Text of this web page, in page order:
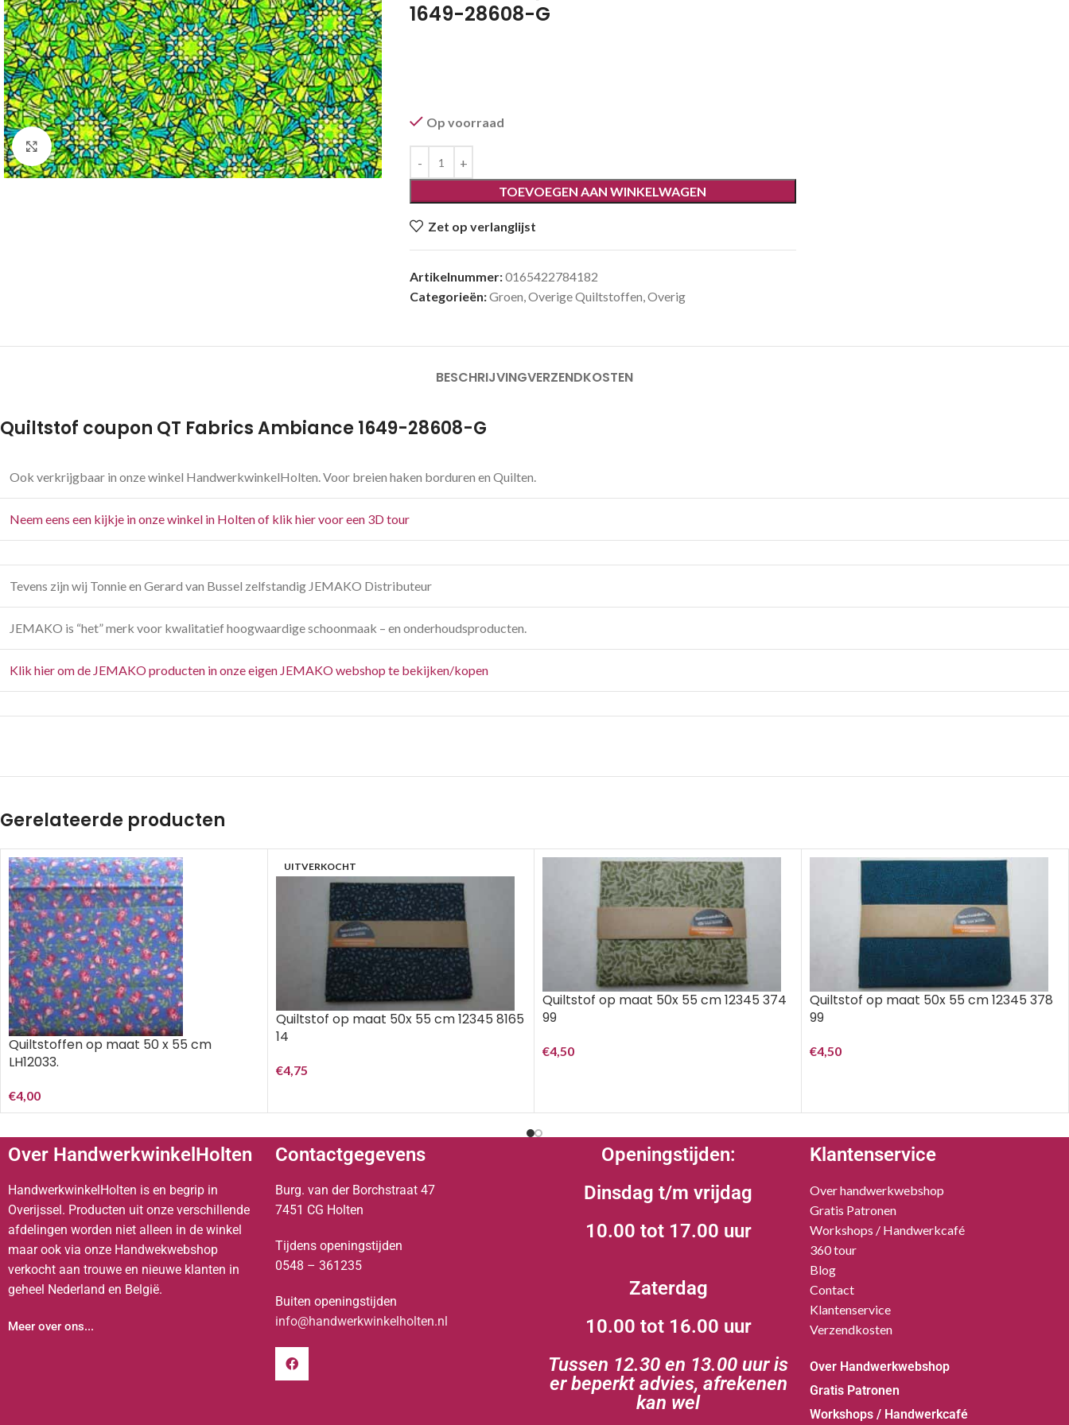
Klik om te vergroten
1649-28608-G
Op voorraad
TOEVOEGEN AAN WINKELWAGEN
Zet op verlanglijst
Artikelnummer:0165422784182
Categorieën:Groen,Overige Quiltstoffen,Overig
BESCHRIJVINGVERZENDKOSTEN
Quiltstof coupon QT Fabrics Ambiance 1649-28608-G
Ook verkrijgbaar in onze winkel HandwerkwinkelHolten. Voor breien haken borduren en Quilten.
Neem eens een kijkje in onze winkel in Holten of klik hier voor een 3D tour
Tevens zijn wij Tonnie en Gerard van Bussel zelfstandig JEMAKO Distributeur
JEMAKO is “het” merk voor kwalitatief hoogwaardige schoonmaak – en onderhoudsproducten.
Klik hier om de JEMAKO producten in onze eigen JEMAKO webshop te bekijken/kopen
Gerelateerde producten
Quiltstoffen op maat 50 x 55 cm
LH12033.
€4,00
UITVERKOCHT
Quiltstof op maat 50x 55 cm 12345 8165
14
€4,75
Quiltstof op maat 50x 55 cm 12345 374
99
€4,50
Quiltstof op maat 50x 55 cm 12345 378
99
€4,50
Over HandwerkwinkelHolten
HandwerkwinkelHolten is en begrip in
Overijssel. Producten uit onze verschillende
afdelingen worden niet alleen in de winkel
maar ook via onze Handwekwebshop
verkocht aan trouwe en nieuwe klanten in
geheel Nederland en België.
Meer over ons...
Contactgegevens
Burg. van der Borchstraat 47
7451 CG Holten
Tijdens openingstijden
0548 – 361235
Buiten openingstijden
info@handwerkwinkelholten.nl
Openingstijden:
Dinsdag t/m vrijdag
10.00 tot 17.00 uur
Zaterdag
10.00 tot 16.00 uur
Tussen 12.30 en 13.00 uur is
er beperkt advies, afrekenen
kan wel
Klantenservice
Over handwerkwebshop
Gratis Patronen
Workshops / Handwerkcafé
360 tour
Blog
Contact
Klantenservice
Verzendkosten
Over Handwerkwebshop
Gratis Patronen
Workshops / Handwerkcafé